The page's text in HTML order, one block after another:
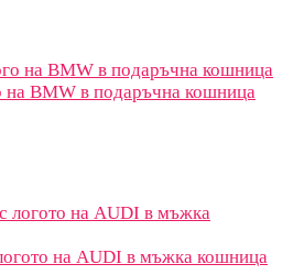
BMW в подаръчна кошница
на AUDI в мъжка кошница